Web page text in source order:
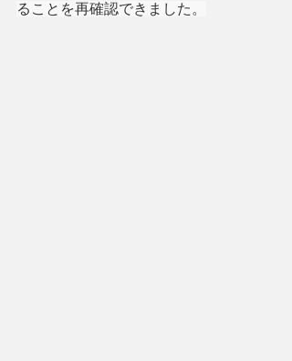
ることを再確認できました。